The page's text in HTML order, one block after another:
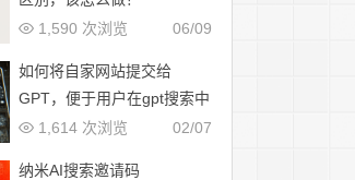
06/09
1,590 次浏览
如何将自家网站提交给
GPT，便于用户在gpt搜索中
展示
02/07
1,614 次浏览
纳米AI搜索邀请码